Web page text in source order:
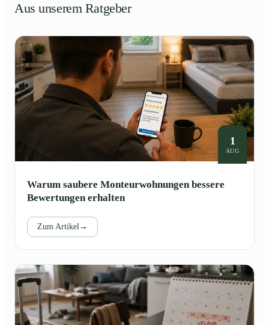
Aus unserem Ratgeber
1
AUG
Warum saubere Monteurwohnungen bessere
Bewertungen erhalten
Zum Artikel→